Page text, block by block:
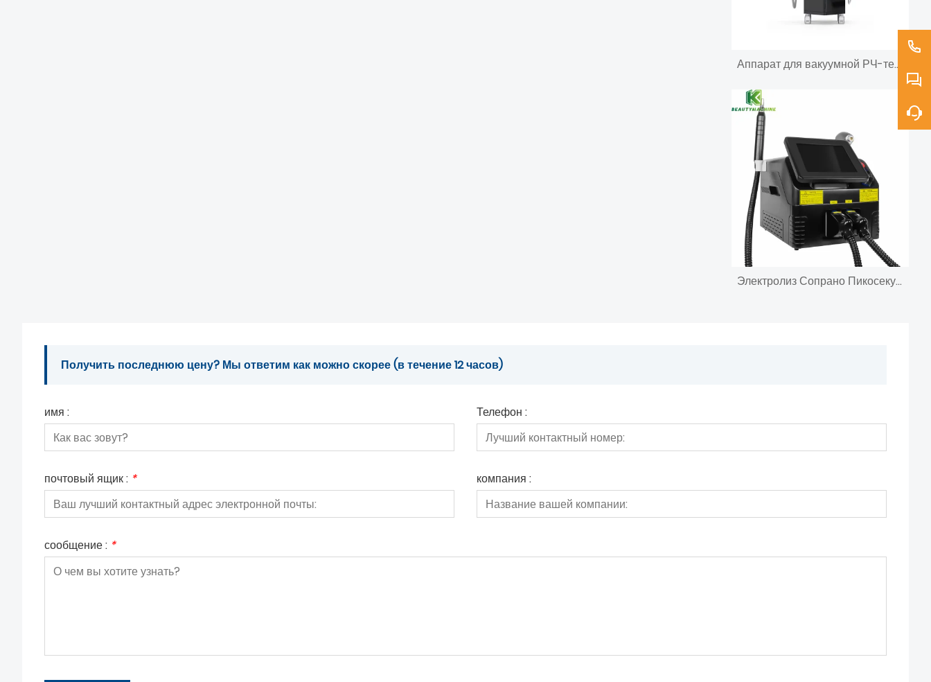
Аппарат для вакуумной РЧ-терапии целлюлита внутренней поверхности бедер
Электролиз Сопрано Пикосекундный импульсный лазер Оборудование
Получить последнюю цену? Мы ответим как можно скорее (в течение 12 часов)
имя : Телефон :
почтовый ящик : * компания :
сообщение : *